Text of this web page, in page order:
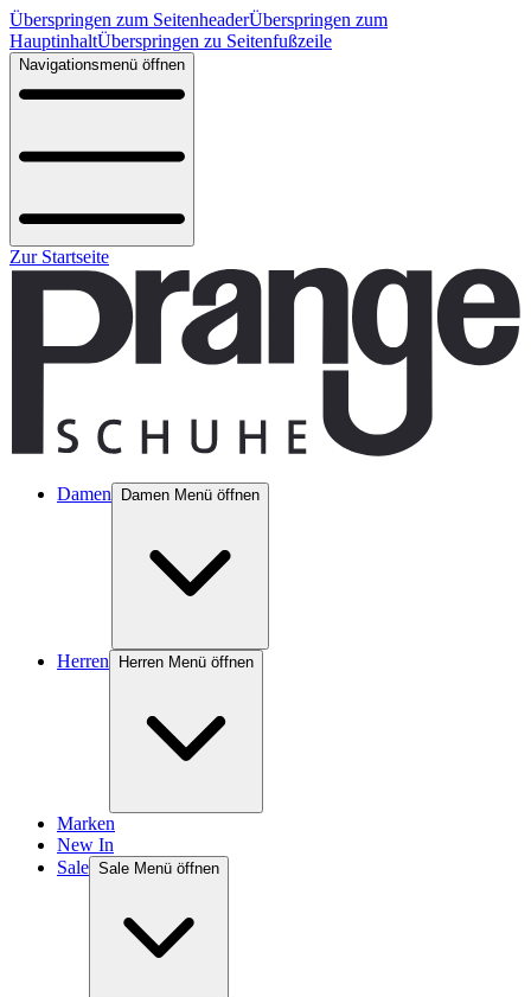
Überspringen zum SeitenheaderÜberspringen zum
HauptinhaltÜberspringen zu Seitenfußzeile
Navigationsmenü öffnen
Zur Startseite
Damen Damen Menü öffnen
Herren Herren Menü öffnen
Marken
New In
Sale Sale Menü öffnen